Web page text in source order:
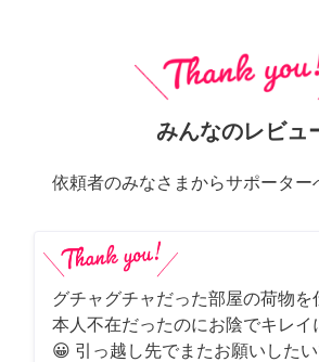
みんなのレビュ
依頼者のみなさまからサポーター
グチャグチャだった部屋の荷物を
本人不在だったのにお陰でキレイ
😀 引っ越し先でまたお願いした